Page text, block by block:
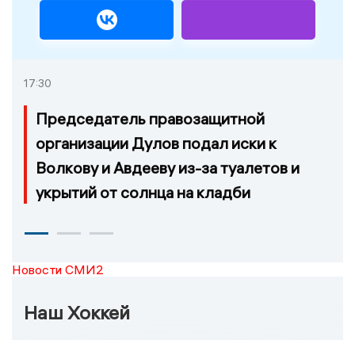
17:30
Председатель правозащитной
организации Дулов подал иски к
Волкову и Авдееву из-за туалетов и
укрытий от солнца на кладби
Новости СМИ2
Наш Хоккей